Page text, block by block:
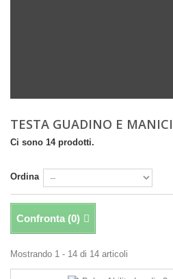
TESTA GUADINO E
Ci sono 14 prodotti.
Ordina
Confronta (0)
Mostrando 1 - 14 di 14 articoli